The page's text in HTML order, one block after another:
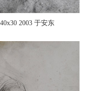
2003 于安东